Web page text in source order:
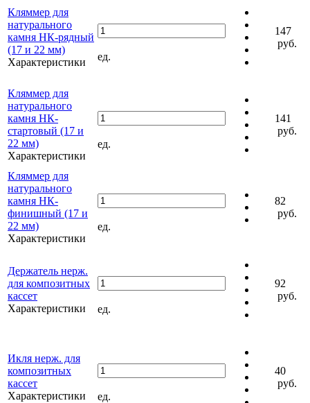
Кляммер для
натурального
камня НК-рядный
(17 и 22 мм)
Характеристики
ед.
147
руб.
Кляммер для
натурального
камня НК-
стартовый (17 и
22 мм)
Характеристики
ед.
141
руб.
Кляммер для
натурального
камня НК-
финишный (17 и
22 мм)
Характеристики
ед.
82
руб.
Держатель нерж.
для композитных
кассет
Характеристики
ед.
92
руб.
Икля нерж. для
композитных
кассет
Характеристики
ед.
40
руб.